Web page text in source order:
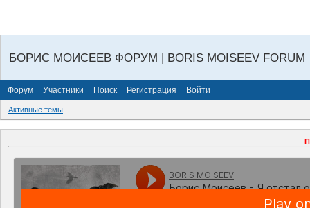
БОРИС МОИСЕЕВ ФОРУМ | BORIS MOISEEV FORUM
Форум Участники Поиск Регистрация Войти
Активные темы